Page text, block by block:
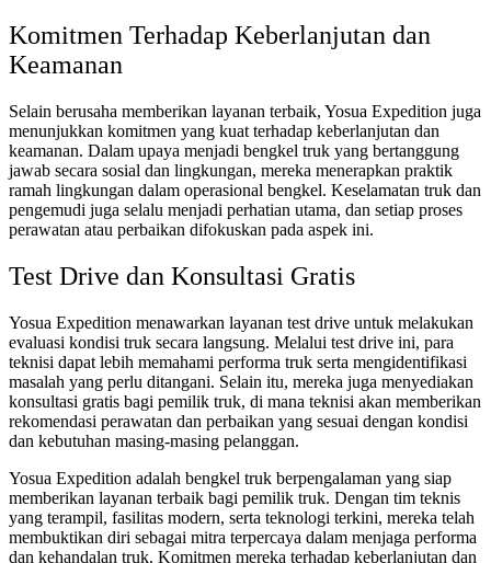
Komitmen Terhadap Keberlanjutan dan
Keamanan
Selain berusaha memberikan layanan terbaik, Yosua Expedition juga
menunjukkan komitmen yang kuat terhadap keberlanjutan dan
keamanan. Dalam upaya menjadi bengkel truk yang bertanggung
jawab secara sosial dan lingkungan, mereka menerapkan praktik
ramah lingkungan dalam operasional bengkel. Keselamatan truk dan
pengemudi juga selalu menjadi perhatian utama, dan setiap proses
perawatan atau perbaikan difokuskan pada aspek ini.
Test Drive dan Konsultasi Gratis
Yosua Expedition menawarkan layanan test drive untuk melakukan
evaluasi kondisi truk secara langsung. Melalui test drive ini, para
teknisi dapat lebih memahami performa truk serta mengidentifikasi
masalah yang perlu ditangani. Selain itu, mereka juga menyediakan
konsultasi gratis bagi pemilik truk, di mana teknisi akan memberikan
rekomendasi perawatan dan perbaikan yang sesuai dengan kondisi
dan kebutuhan masing-masing pelanggan.
Yosua Expedition adalah bengkel truk berpengalaman yang siap
memberikan layanan terbaik bagi pemilik truk. Dengan tim teknis
yang terampil, fasilitas modern, serta teknologi terkini, mereka telah
membuktikan diri sebagai mitra terpercaya dalam menjaga performa
dan kehandalan truk. Komitmen mereka terhadap keberlanjutan dan